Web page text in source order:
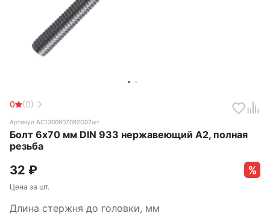
0 (0)
Артикул АС1300607092G07шт
Болт 6х70 мм DIN 933 нержавеющий А2, полная
резьба
32 ₽
Цена за шт.
Длина стержня до головки, мм